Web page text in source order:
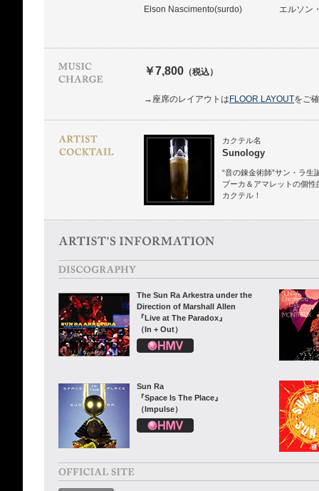
Elson Nascimento(surdo) エルソン
￥7,800 （税込）
→座席のレイアウトは FLOOR LAYOUTをご
カクテル名
Sunology
“音の錬金術師”サン・ラ
ブーカ＆アマレットの個
カクテル！
The Sun Ra Arkestra under the
Direction of Marshall Allen
『Live at The Paradox』
（In + Out）
Sun Ra
『Space Is The Place』
（Impulse）